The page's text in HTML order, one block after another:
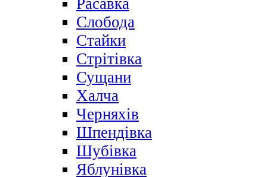
Расавка
Слобода
Стайки
Стрітівка
Сущани
Халча
Черняхів
Шпендівка
Шубівка
Яблунівка